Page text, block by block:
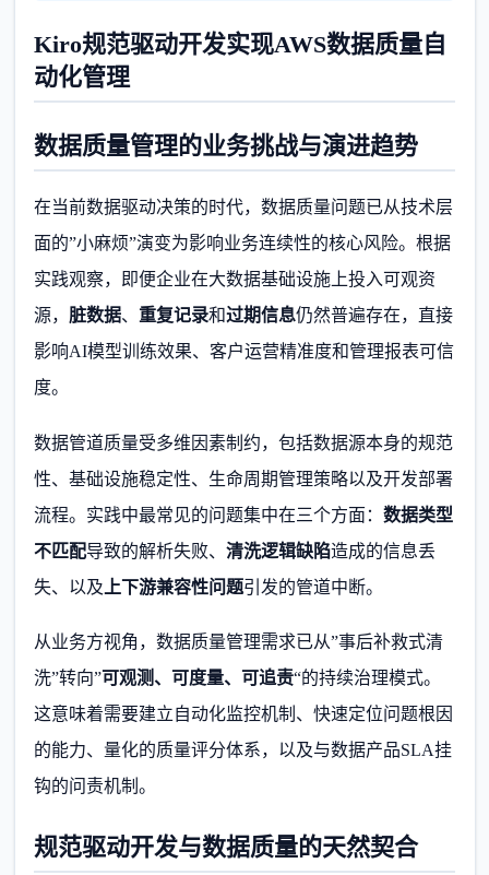
Kiro规范驱动开发实现AWS数据质量自
动化管理
数据质量管理的业务挑战与演进趋势
在当前数据驱动决策的时代，数据质量问题已从技术层
面的”小麻烦”演变为影响业务连续性的核心风险。根据
实践观察，即便企业在大数据基础设施上投入可观资
源， 脏数据、 重复记录和过期信息仍然普遍存在，直接
影响AI模型训练效果、客户运营精准度和管理报表可信
度。
数据管道质量受多维因素制约，包括数据源本身的规范
性、基础设施稳定性、生命周期管理策略以及开发部署
流程。实践中最常见的问题集中在三个方面： 数据类型
不匹配导致的解析失败、 清洗逻辑缺陷造成的信息丢
失、以及 上下游兼容性问题引发的管道中断。
从业务方视角，数据质量管理需求已从”事后补救式清
洗”转向”可观测、可度量、可追责“的持续治理模式。
这意味着需要建立自动化监控机制、快速定位问题根因
的能力、量化的质量评分体系，以及与数据产品SLA挂
钩的问责机制。
规范驱动开发与数据质量的天然契合